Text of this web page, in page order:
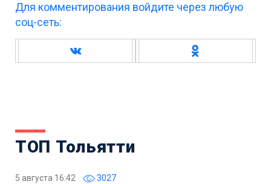
Для комментирования войдите через любую
соц-сеть:
ТОП Тольятти
5 августа 16:42 3027